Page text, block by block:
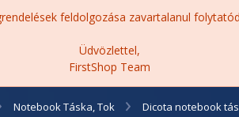
feldolgozása zavartalanul
Üdvözlettel,
FirstShop Team
Notebook Táska, Tok Dicota notebook